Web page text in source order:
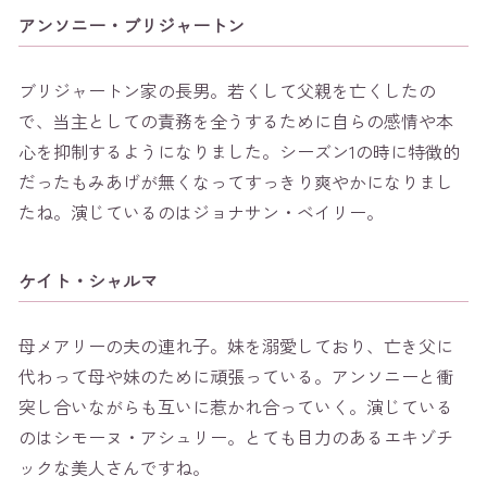
アンソニー・ブリジャートン
ブリジャートン家の長男。若くして父親を亡くしたの
で、当主としての責務を全うするために自らの感情や本
心を抑制するようになりました。シーズン1の時に特徴的
だったもみあげが無くなってすっきり爽やかになりまし
たね。演じているのはジョナサン・ベイリー。
ケイト・シャルマ
母メアリーの夫の連れ子。妹を溺愛しており、亡き父に
代わって母や妹のために頑張っている。アンソニーと衝
突し合いながらも互いに惹かれ合っていく。演じている
のはシモーヌ・アシュリー。とても目力のあるエキゾチ
ックな美人さんですね。